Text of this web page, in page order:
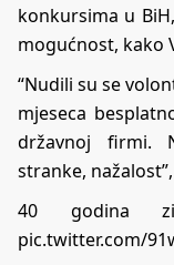
konkursima u
mogućnost, kako
“Nudili su se
mjeseca
državnoj firmi.
stranke,
40 godina
pic.twitter.com/